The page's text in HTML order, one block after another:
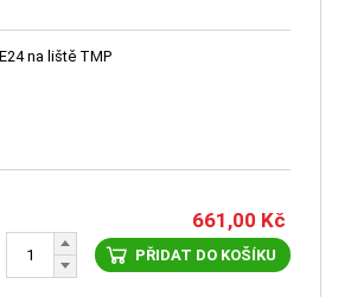
na liště TMP
661,00 Kč
PŘIDAT DO KOŠÍKU